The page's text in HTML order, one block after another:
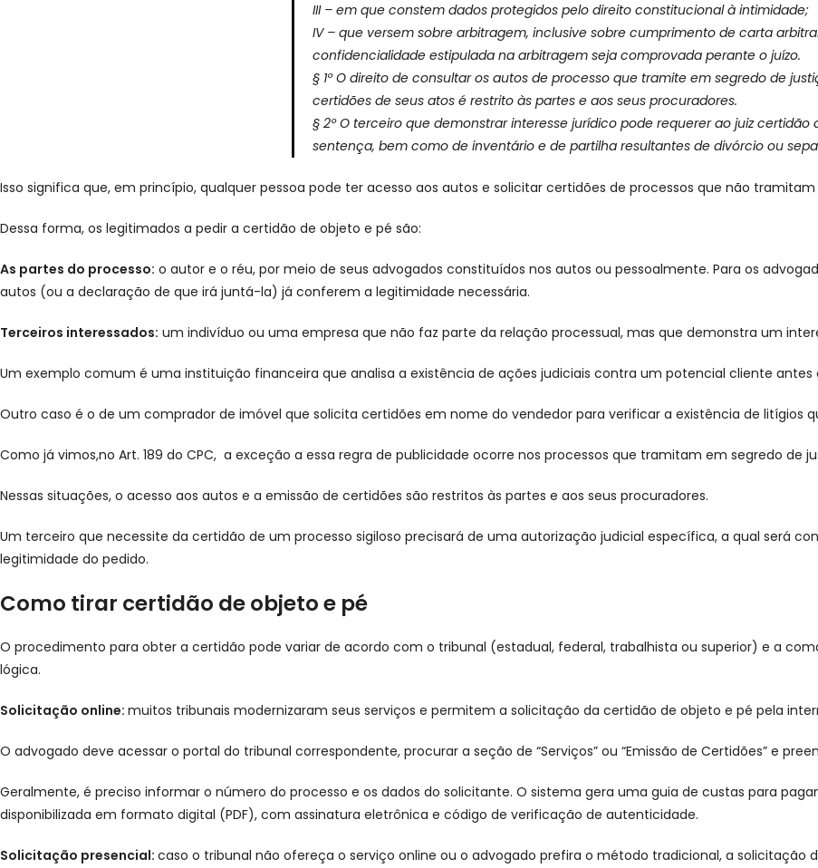
III – em que constem dados protegidos pelo direito constitucional à intimidade;
IV – que versem sobre arbitragem, inclusive sobre cumprimento de carta
confidencialidade estipulada na arbitragem seja comprovada perante o juízo.
§ 1º O direito de consultar os autos de processo que tramite em segredo de
certidões de seus atos é restrito às partes e aos seus procuradores.
§ 2º O terceiro que demonstrar interesse jurídico pode requerer ao juiz certidão
sentença, bem como de inventário e de partilha resultantes de divórcio ou
Isso significa que, em princípio, qualquer pessoa pode ter acesso aos autos e solicitar certidões de processos que não
Dessa forma, os legitimados a pedir a certidão de objeto e pé são:
As partes do processo: o autor e o réu, por meio de seus advogados constituídos nos autos ou pessoalmente. Para os
autos (ou a declaração de que irá juntá-la) já conferem a legitimidade necessária.
Terceiros interessados: um indivíduo ou uma empresa que não faz parte da relação processual, mas que demonstra um
Um exemplo comum é uma instituição financeira que analisa a existência de ações judiciais contra um potencial cliente
Outro caso é o de um comprador de imóvel que solicita certidões em nome do vendedor para verificar a existência de litígios
Como já vimos,no Art. 189 do CPC, a exceção a essa regra de publicidade ocorre nos processos que tramitam em segredo de
Nessas situações, o acesso aos autos e a emissão de certidões são restritos às partes e aos seus procuradores.
Um terceiro que necessite da certidão de um processo sigiloso precisará de uma autorização judicial específica, a qual será
legitimidade do pedido.
Como tirar certidão de objeto e pé
O procedimento para obter a certidão pode variar de acordo com o tribunal (estadual, federal, trabalhista ou superior) e a
lógica.
Solicitação online: muitos tribunais modernizaram seus serviços e permitem a solicitação da certidão de objeto e pé pela
O advogado deve acessar o portal do tribunal correspondente, procurar a seção de “Serviços” ou “Emissão de Certidões” e
Geralmente, é preciso informar o número do processo e os dados do solicitante. O sistema gera uma guia de custas para
disponibilizada em formato digital (PDF), com assinatura eletrônica e código de verificação de autenticidade.
Solicitação presencial: caso o tribunal não ofereça o serviço online ou o advogado prefira o método tradicional, a